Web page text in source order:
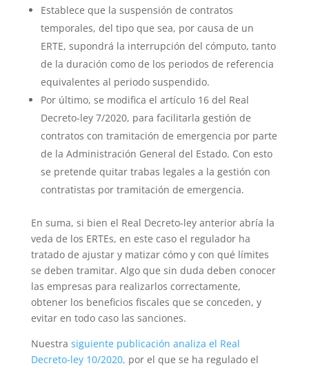
Establece que la suspensión de contratos
temporales, del tipo que sea, por causa de un
ERTE, supondrá la interrupción del cómputo, tanto
de la duración como de los periodos de referencia
equivalentes al periodo suspendido.
Por último, se modifica el artículo 16 del Real
Decreto-ley 7/2020, para facilitarla gestión de
contratos con tramitación de emergencia por parte
de la Administración General del Estado. Con esto
se pretende quitar trabas legales a la gestión con
contratistas por tramitación de emergencia.
En suma, si bien el Real Decreto-ley anterior abría la
veda de los ERTEs, en este caso el regulador ha
tratado de ajustar y matizar cómo y con qué límites
se deben tramitar. Algo que sin duda deben conocer
las empresas para realizarlos correctamente,
obtener los beneficios fiscales que se conceden, y
evitar en todo caso las sanciones.
Nuestra siguiente publicación analiza el Real
Decreto-ley 10/2020, por el que se ha regulado el